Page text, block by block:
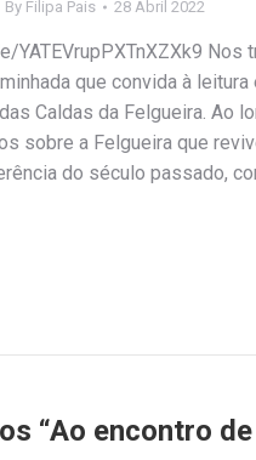
By Filipa Pais 28 Abril 2022
Nos
que convida à
Caldas da Felgueira. Ao
sobre a Felgueira que
do século passado,
“Ao encontro de